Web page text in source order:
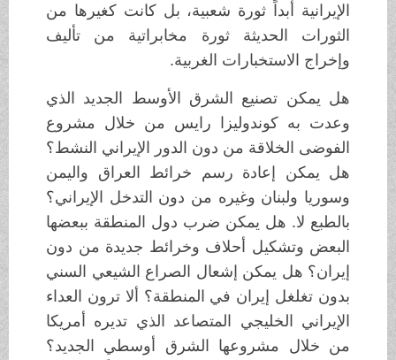
الإيرانية أبداً ثورة شعبية، بل كانت كغيرها من
الثورات الحديثة ثورة مخابراتية من تأليف
وإخراج الاستخبارات الغربية.
هل يمكن تصنيع الشرق الأوسط الجديد الذي
وعدت به كوندوليزا رايس من خلال مشروع
الفوضى الخلاقة من دون الدور الإيراني النشط؟
هل يمكن إعادة رسم خرائط العراق واليمن
وسوريا ولبنان وغيره من دون التدخل الإيراني؟
بالطبع لا. هل يمكن ضرب دول المنطقة ببعضها
البعض وتشكيل أحلاف وخرائط جديدة من دون
إيران؟ هل يمكن إشعال الصراع الشيعي السني
بدون تغلغل إيران في المنطقة؟ ألا ترون العداء
الإيراني الخليجي المتصاعد الذي تديره أمريكا
من خلال مشروعها الشرق أوسطي الجديد؟